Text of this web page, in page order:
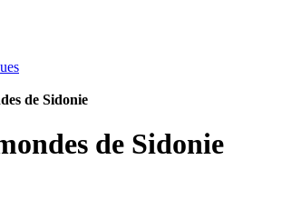
de Sidonie
de Sidonie